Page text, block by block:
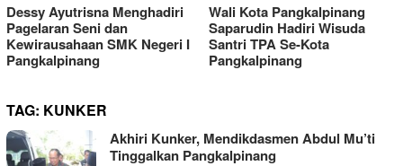
Dessy Ayutrisna Menghadiri
Pagelaran Seni dan
Kewirausahaan SMK Negeri I
Pangkalpinang
Wali Kota Pangkalpinang
Saparudin Hadiri Wisuda
Santri TPA Se-Kota
Pangkalpinang
TAG: KUNKER
Akhiri Kunker, Mendikdasmen Abdul Mu’ti
Tinggalkan Pangkalpinang